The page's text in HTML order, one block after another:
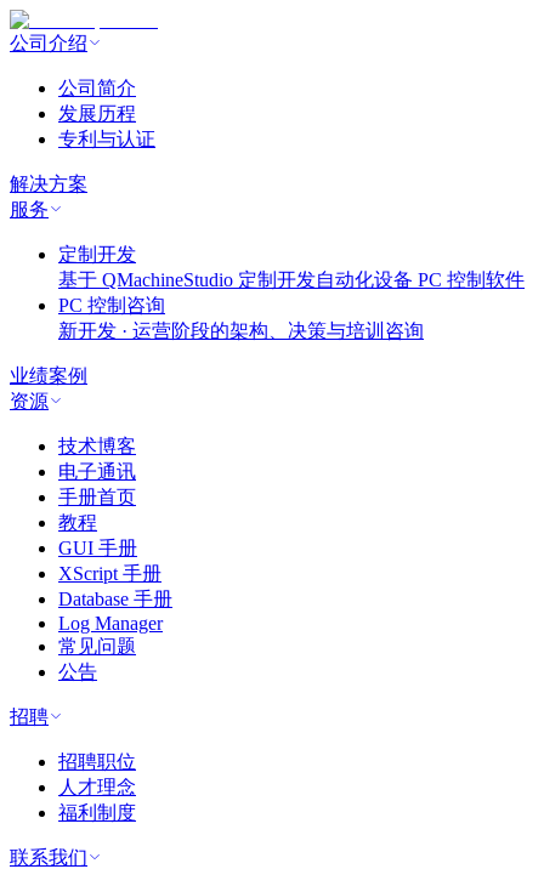
公司介绍
公司简介
发展历程
专利与认证
解决方案
服务
定制开发
基于 QMachineStudio 定制开发自动化设备 PC 控制软件
PC 控制咨询
新开发 · 运营阶段的架构、决策与培训咨询
业绩案例
资源
技术博客
电子通讯
手册首页
教程
GUI 手册
XScript 手册
Database 手册
Log Manager
常见问题
公告
招聘
招聘职位
人才理念
福利制度
联系我们